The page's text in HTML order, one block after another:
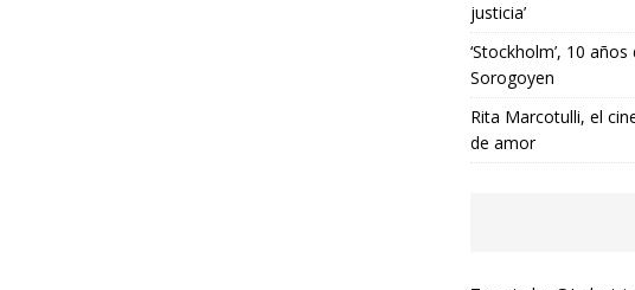
justicia’
‘Stockholm’, 10
Sorogoyen
Rita Marcotulli, el
de amor